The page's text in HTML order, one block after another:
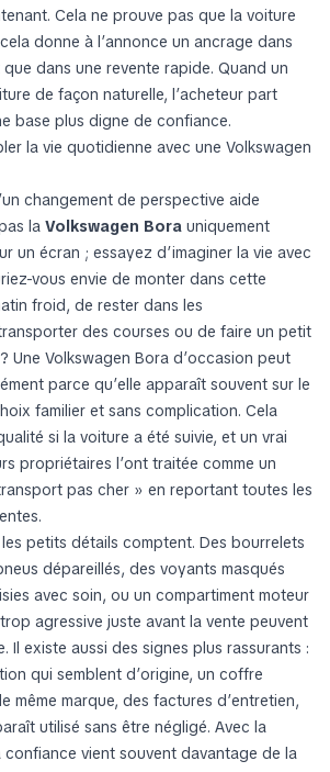
Cela ne prouve pas que la voiture
donne à l’annonce un ancrage dans
dans une revente rapide. Quand un
de façon naturelle, l’acheteur part
base plus digne de confiance.
la vie quotidienne avec une Volkswagen
changement de perspective aide
la Volkswagen Bora uniquement
un écran ; essayez d’imaginer la vie avec
vous envie de monter dans cette
froid, de rester dans les
des courses ou de faire un petit
Une Volkswagen Bora d’occasion peut
parce qu’elle apparaît souvent sur le
familier et sans complication. Cela
si la voiture a été suivie, et un vrai
propriétaires l’ont traitée comme un
pas cher » en reportant toutes les
petits détails comptent. Des bourrelets
dépareillés, des voyants masqués
avec soin, ou un compartiment moteur
agressive juste avant la vente peuvent
Il existe aussi des signes plus rassurants :
qui semblent d’origine, un coffre
même marque, des factures d’entretien,
utilisé sans être négligé. Avec la
confiance vient souvent davantage de la